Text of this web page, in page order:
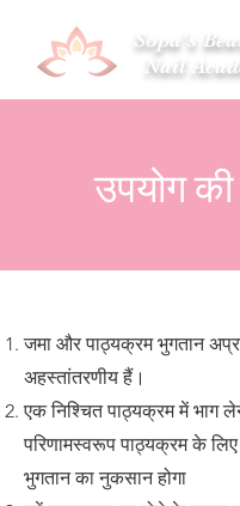
Sopa's
Nail
उपयोग की
जमा और पाठ्यक्रम भुगतान
अहस्तांतरणीय हैं।
एक निश्चित पाठ्यक्रम में भाग
परिणामस्वरूप पाठ्यक्रम के लिए
भुगतान का नुकसान होगा